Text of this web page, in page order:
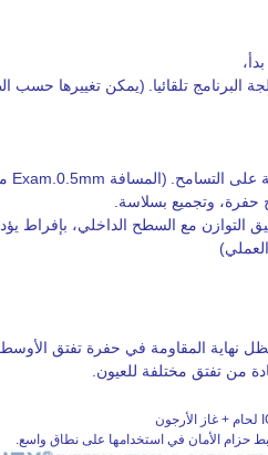
البرنامج تلقائيا. (يمكن تغييرها حسب
على التسامح. (المسافة Exam.0.5mm من السطح، ووضع البرنامج النهائي مملة)
حفرة، وتجميع بسلاسة.
التوازن مع السطح الداخلي، بإفراط
تظل نهاية المقاومة في حفرة تفتق
من تفتق مختلفة للعيون.
حزام الأمان في استخدامها على نطاق واسع.